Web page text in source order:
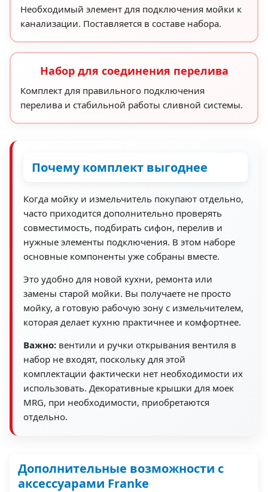
Необходимый элемент для подключения мойки к
канализации. Поставляется в составе набора.
Набор для соединения перелива
Комплект для правильного подключения
перелива и стабильной работы сливной системы.
Почему комплект выгоднее
Когда мойку и измельчитель покупают отдельно,
часто приходится дополнительно проверять
совместимость, подбирать сифон, перелив и
нужные элементы подключения. В этом наборе
основные компоненты уже собраны вместе.
Это удобно для новой кухни, ремонта или
замены старой мойки. Вы получаете не просто
мойку, а готовую рабочую зону с измельчителем,
которая делает кухню практичнее и комфортнее.
Важно: вентили и ручки открывания вентиля в
набор не входят, поскольку для этой
комплектации фактически нет необходимости их
использовать. Декоративные крышки для моек
MRG, при необходимости, приобретаются
отдельно.
Дополнительные возможности с
аксессуарами Franke